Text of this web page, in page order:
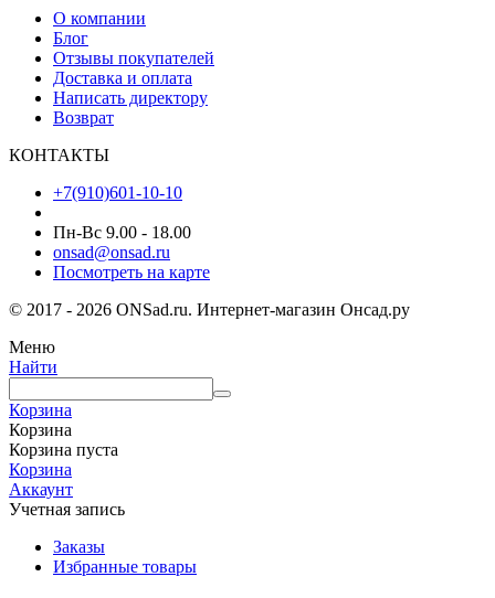
О компании
Блог
Отзывы покупателей
Доставка и оплата
Написать директору
Возврат
КОНТАКТЫ
+7(910)601-10-10
Пн-Вс 9.00 - 18.00
onsad@onsad.ru
Посмотреть на карте
© 2017 - 2026 ONSad.ru. Интернет-магазин Онсад.ру
Меню
Найти
Корзина
Корзина
Корзина пуста
Корзина
Аккаунт
Учетная запись
Заказы
Избранные товары